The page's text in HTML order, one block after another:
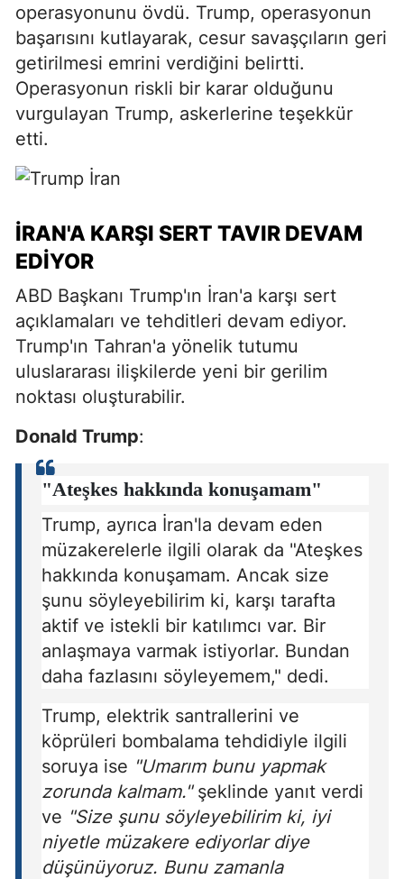
operasyonunu övdü. Trump, operasyonun
başarısını kutlayarak, cesur savaşçıların geri
getirilmesi emrini verdiğini belirtti.
Operasyonun riskli bir karar olduğunu
vurgulayan Trump, askerlerine teşekkür
etti.
İRAN'A KARŞI SERT TAVIR DEVAM
EDIYOR
ABD Başkanı Trump'ın İran'a karşı sert
açıklamaları ve tehditleri devam ediyor.
Trump'ın Tahran'a yönelik tutumu
uluslararası ilişkilerde yeni bir gerilim
noktası oluşturabilir.
Donald Trump:
"Ateşkes hakkında konuşamam"
Trump, ayrıca İran'la devam eden
müzakerelerle ilgili olarak da "Ateşkes
hakkında konuşamam. Ancak size
şunu söyleyebilirim ki, karşı tarafta
aktif ve istekli bir katılımcı var. Bir
anlaşmaya varmak istiyorlar. Bundan
daha fazlasını söyleyemem," dedi.
Trump, elektrik santrallerini ve
köprüleri bombalama tehdidiyle ilgili
soruya ise "Umarım bunu yapmak
zorunda kalmam."şeklinde yanıt verdi
ve "Size şunu söyleyebilirim ki, iyi
niyetle müzakere ediyorlar diye
düşünüyoruz. Bunu zamanla